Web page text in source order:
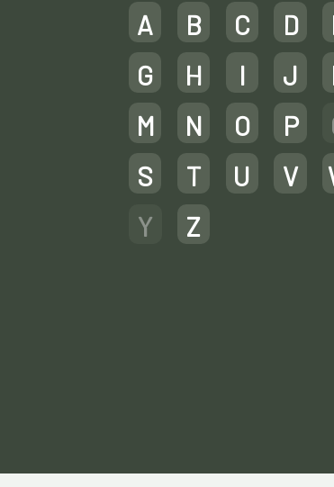
A B C D
G
H I J
M
N O P
S
T U V
Y
Z